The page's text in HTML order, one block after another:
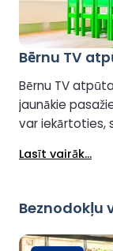
Bērnu TV
Bērnu TV
jaunākie
var iekārtoties,
pārtraukumu
ceļojuma laikā.
Lasīt vairāk...
Beznodokļu